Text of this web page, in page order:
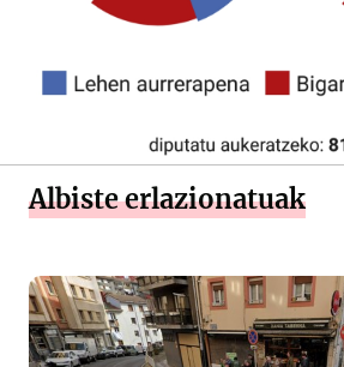
Albiste erlazionatuak